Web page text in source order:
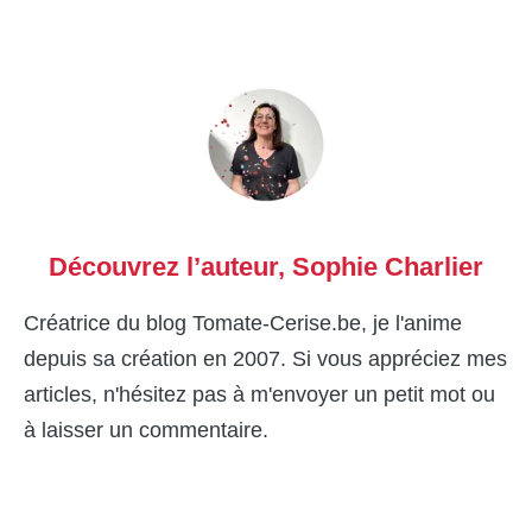
Découvrez l’auteur, Sophie Charlier
Créatrice du blog Tomate-Cerise.be, je l'anime
depuis sa création en 2007. Si vous appréciez mes
articles, n'hésitez pas à m'envoyer un petit mot ou
à laisser un commentaire.